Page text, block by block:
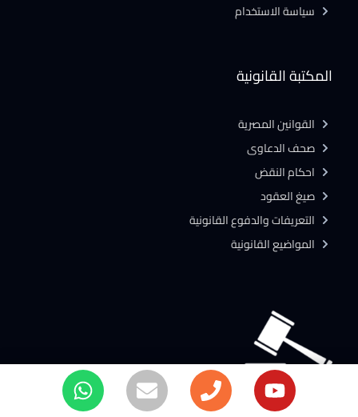
محامي مصر
المكتبة القانونية
القوانين المصرية
صحف الدعاوى
احكام النقض
صيغ العقود
التعريفات والدفوع القانونية
المواضيع القانونية
سياسة الاستخدام